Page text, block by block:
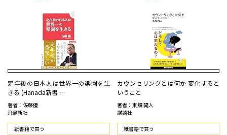
定年後の日本人は世界一の楽園を生
きる (Hanada新書 …
著者：佐藤優
飛鳥新社
紙書籍で買う
カウンセリングとは何か 変化すると
いうこと
著者：東畑 開人
講談社
紙書籍で買う